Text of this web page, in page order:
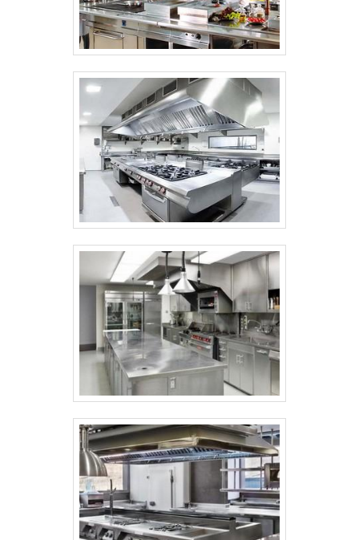
dentro de seu segmento, a empresa
consegue também proporcionar um
atendimento cuidadoso e que busca a
é uma empresa que tem se destacado no
segmento por toda seriedade e qualidade,
o que garante uma entrega de excelência
de ponta a ponta. .